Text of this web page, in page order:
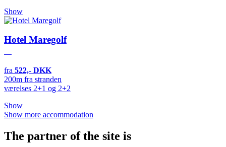
Show
Hotel Maregolf
fra 522,- DKK
200m fra stranden
værelses 2+1 og 2+2
Show
Show more accommodation
The partner of the site is